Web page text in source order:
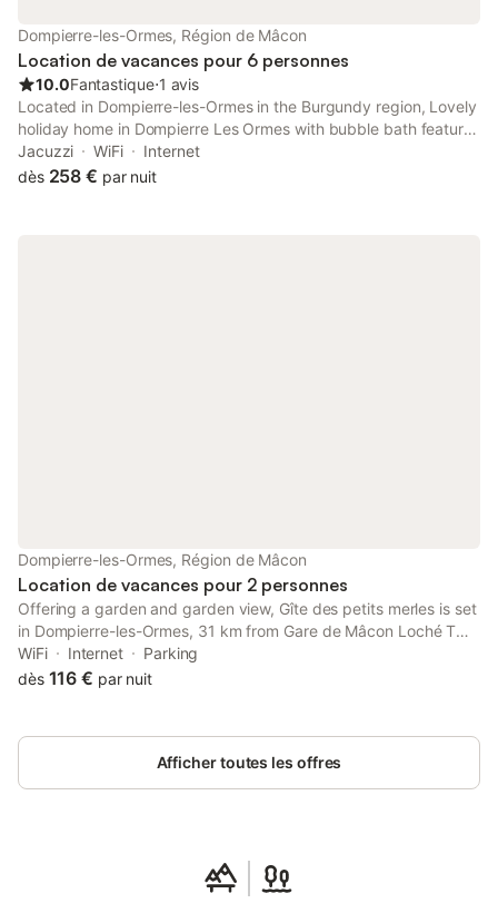
Superbe vue dégagée à quasi 360° affichant les monts du
Clunisois, Mâconnais & Beaujolais en toile de fond. Magnifiques
panorama & paysages. Composition : Mais
Dompierre-les-Ormes, Région de Mâcon
Location de vacances pour 6 personnes
10.0Fantastique⋅1 avis
Located in Dompierre-les-Ormes in the Burgundy region, Lovely
holiday home in Dompierre Les Ormes with bubble bath features
a terrace. A sauna is available for guests. The property is non-
smoking and is set 42 km from Mâcon Exhibition Centre.
Jacuzzi WiFi
Internet
dès 258 € par nuit
Dompierre-les-Ormes, Région de Mâcon
Location de vacances pour 2 personnes
Offering a garden and garden view, Gîte des petits merles is set
in Dompierre-les-Ormes, 31 km from Gare de Mâcon Loché TGV
and 39 km from Mâcon-La Salle Golf Course. This property
offers access to a terrace, free private parking and free WiFi.
WiFi Internet
Parking
dès 116 € par nuit
Afficher toutes les offres